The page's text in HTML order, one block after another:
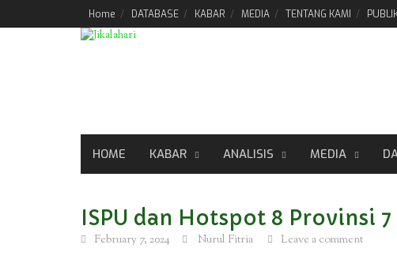
Home DATABASE KABAR MEDIA TENTANG KAMI
HOME KABAR ANALISIS MEDIA
ISPU dan Hotspot 8 Provinsi
February 7, 2024 Nurul Fitria Leave a comment